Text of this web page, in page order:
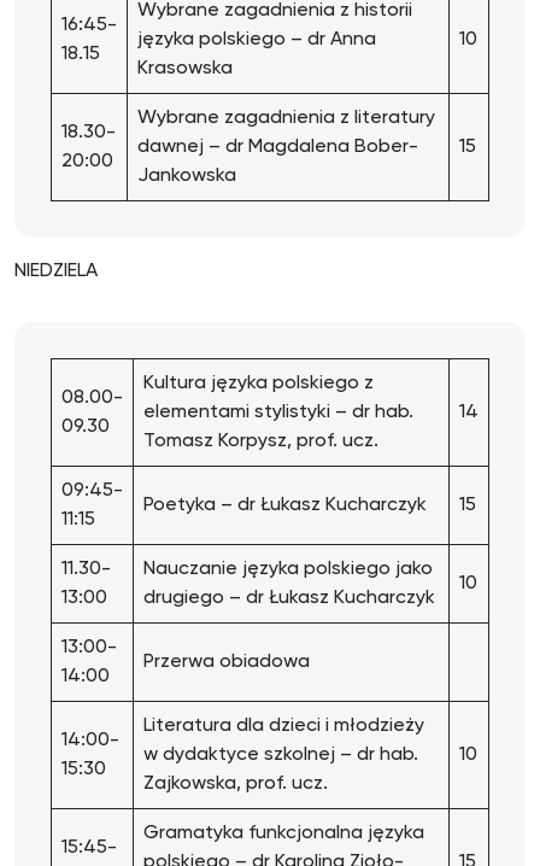
16:45-
18.15
Wybrane zagadnienia z historii
języka polskiego – dr Anna
Krasowska
10
18.30-
20:00
Wybrane zagadnienia z literatury
dawnej – dr Magdalena Bober-
Jankowska
15
NIEDZIELA
08.00-
09.30
Kultura języka polskiego z
elementami stylistyki – dr hab.
Tomasz Korpysz, prof. ucz.
14
09:45-
11:15
Poetyka – dr Łukasz Kucharczyk 15
11.30-
13:00
Nauczanie języka polskiego jako
drugiego – dr Łukasz Kucharczyk
10
13:00-
14:00
Przerwa obiadowa
14:00-
15:30
Literatura dla dzieci i młodzieży
w dydaktyce szkolnej – dr hab.
Zajkowska, prof. ucz.
10
15:45-
Gramatyka funkcjonalna języka